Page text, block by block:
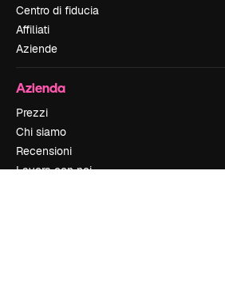
Centro di fiducia
Affiliati
Aziende
Azienda
Prezzi
Chi siamo
Recensioni
Lavora con noi